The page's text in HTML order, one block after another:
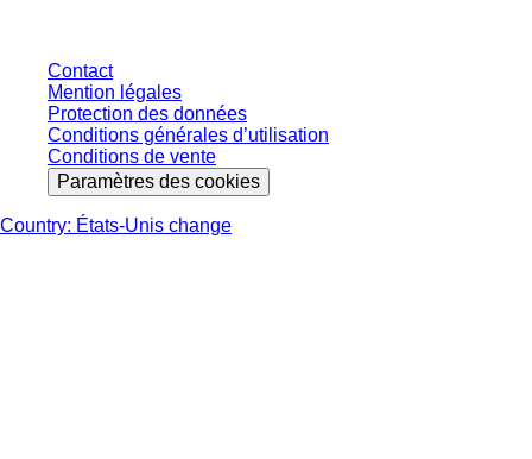
Contact
Mention légales
Protection des données
Conditions générales d’utilisation
Conditions de vente
Paramètres des cookies
Country: États-Unis change